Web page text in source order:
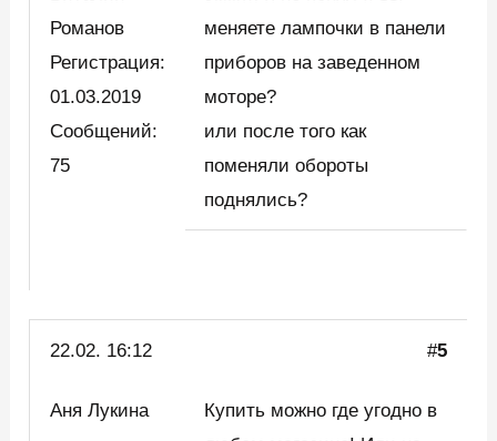
Романов
Регистрация:
01.03.2019
Сообщений:
75
меняете лампочки в панели
приборов на заведенном
моторе?
или после того как
поменяли обороты
поднялись?
22.02. 16:12 #5
Аня Лукина
Купить можно где угодно в